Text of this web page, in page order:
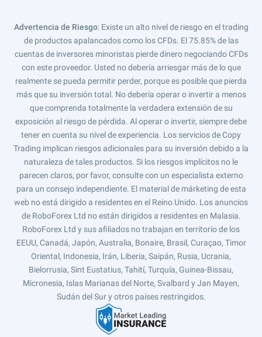
Advertencia de Riesgo: Existe un alto nivel de riesgo en el trading
de productos apalancados como los CFDs. El 75.85% de las
cuentas de inversores minoristas pierde dinero negociando CFDs
con este proveedor. Usted no debería arriesgar más de lo que
realmente se pueda permitir perder, porque es posible que pierda
más que su inversión total. No debería operar o invertir a menos
que comprenda totalmente la verdadera extensión de su
exposición al riesgo de pérdida. Al operar o invertir, siempre debe
tener en cuenta su nivel de experiencia. Los servicios de Copy
Trading implican riesgos adicionales para su inversión debido a la
naturaleza de tales productos. Si los riesgos implícitos no le
parecen claros, por favor, consulte con un especialista externo
para un consejo independiente. El material de márketing de esta
web no está dirigido a residentes en el Reino Unido. Los anuncios
de RoboForex Ltd no están dirigidos a residentes en Malasia.
RoboForex Ltd y sus afiliados no trabajan en territorio de los
EEUU, Canadá, Japón, Australia, Bonaire, Brasil, Curaçao, Timor
Oriental, Indonesia, Irán, Liberia, Saipán, Rusia, Ucrania,
Bielorrusia, Sint Eustatius, Tahití, Turquía, Guinea-Bissau,
Micronesia, Islas Marianas del Norte, Svalbard y Jan Mayen,
Sudán del Sur y otros países restringidos.